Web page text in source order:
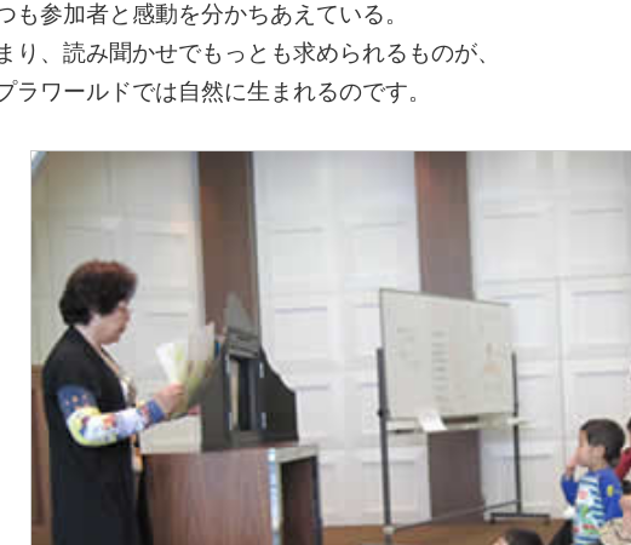
も参加者と感動を分かちあえている。
り、読み聞かせでもっとも求められるものが、
ラワールドでは自然に生まれるのです。